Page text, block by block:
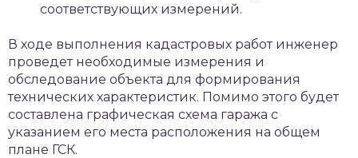
соответствующих измерений.
В ходе выполнения кадастровых работ инженер
проведет необходимые измерения и
обследование объекта для формирования
технических характеристик. Помимо этого будет
составлена графическая схема гаража с
указанием его места расположения на общем
плане ГСК.